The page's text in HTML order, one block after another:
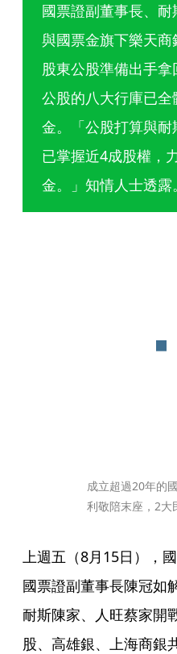
國票證副董事長、耐
與國票金旗下樂天
股東公股準備出手
公股的八大行庫已
金。「公股打算與
已掌握近4成股權，
金。」知情人士透露。
成立超過20年的
利敬陪末座，2大
上週五（8月15日），
國票證副董事長陳冠如
耐斯陳家、人旺蔡家開
股、高雄銀、上海商銀